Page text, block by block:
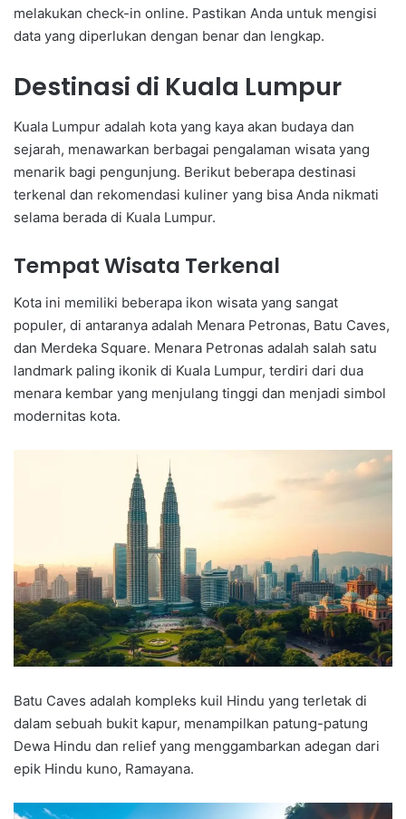
melakukan check-in online. Pastikan Anda untuk mengisi
data yang diperlukan dengan benar dan lengkap.
Destinasi di Kuala Lumpur
Kuala Lumpur adalah kota yang kaya akan budaya dan
sejarah, menawarkan berbagai pengalaman wisata yang
menarik bagi pengunjung. Berikut beberapa destinasi
terkenal dan rekomendasi kuliner yang bisa Anda nikmati
selama berada di Kuala Lumpur.
Tempat Wisata Terkenal
Kota ini memiliki beberapa ikon wisata yang sangat
populer, di antaranya adalah Menara Petronas, Batu Caves,
dan Merdeka Square. Menara Petronas adalah salah satu
landmark paling ikonik di Kuala Lumpur, terdiri dari dua
menara kembar yang menjulang tinggi dan menjadi simbol
modernitas kota.
Batu Caves adalah kompleks kuil Hindu yang terletak di
dalam sebuah bukit kapur, menampilkan patung-patung
Dewa Hindu dan relief yang menggambarkan adegan dari
epik Hindu kuno, Ramayana.